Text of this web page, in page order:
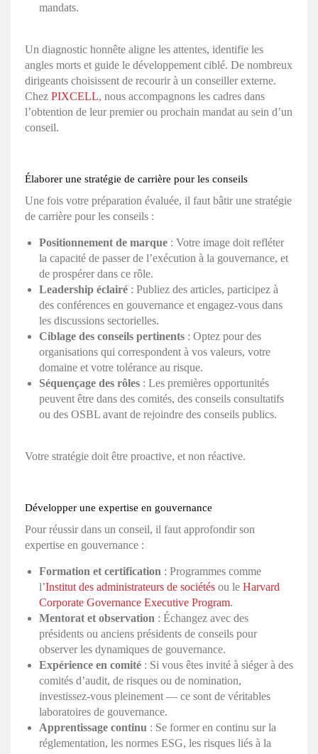
mandats.
Un diagnostic honnête aligne les attentes, identifie les
angles morts et guide le développement ciblé. De nombreux
dirigeants choisissent de recourir à un conseiller externe.
Chez PIXCELL, nous accompagnons les cadres dans
l’obtention de leur premier ou prochain mandat au sein d’un
conseil.
Élaborer une stratégie de carrière pour les conseils
Une fois votre préparation évaluée, il faut bâtir une stratégie
de carrière pour les conseils :
Positionnement de marque : Votre image doit refléter
la capacité de passer de l’exécution à la gouvernance, et
de prospérer dans ce rôle.
Leadership éclairé : Publiez des articles, participez à
des conférences en gouvernance et engagez-vous dans
les discussions sectorielles.
Ciblage des conseils pertinents : Optez pour des
organisations qui correspondent à vos valeurs, votre
domaine et votre tolérance au risque.
Séquençage des rôles : Les premières opportunités
peuvent être dans des comités, des conseils consultatifs
ou des OSBL avant de rejoindre des conseils publics.
Votre stratégie doit être proactive, et non réactive.
Développer une expertise en gouvernance
Pour réussir dans un conseil, il faut approfondir son
expertise en gouvernance :
Formation et certification : Programmes comme
l’Institut des administrateurs de sociétés ou le Harvard
Corporate Governance Executive Program.
Mentorat et observation : Échangez avec des
présidents ou anciens présidents de conseils pour
observer les dynamiques de gouvernance.
Expérience en comité : Si vous êtes invité à siéger à des
comités d’audit, de risques ou de nomination,
investissez-vous pleinement — ce sont de véritables
laboratoires de gouvernance.
Apprentissage continu : Se former en continu sur la
réglementation, les normes ESG, les risques liés à la